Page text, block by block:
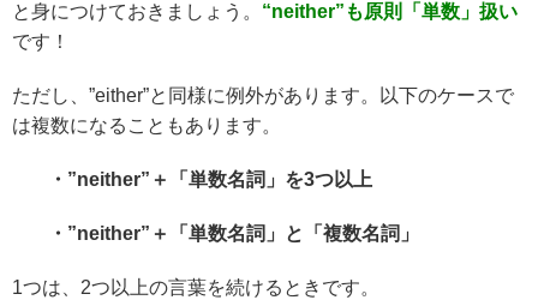
と身につけておきましょう。 “neither”も原則「単数」扱い
です！
ただし、”either”と同様に例外があります。以下のケースで
は複数になることもあります。
・”neither”＋「単数名詞」を3つ以上
・”neither”＋「単数名詞」と「複数名詞」
1つは、2つ以上の言葉を続けるときです。